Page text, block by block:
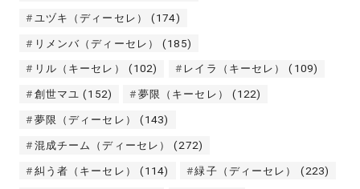
ユヅキ（ディーセレ） (174)
リメンバ（ディーセレ） (185)
リル（キーセレ） (102) レイラ（キーセレ） (109)
創世マユ (152) 夢限（キーセレ） (122)
夢限（ディーセレ） (143)
混成チーム（ディーセレ） (272)
糾う者（キーセレ） (114) 緑子（ディーセレ） (223)